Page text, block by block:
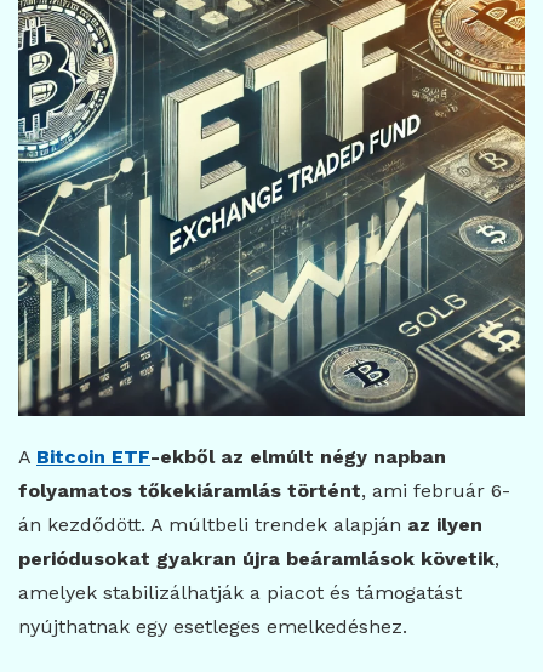
A Bitcoin ETF-ekből az elmúlt négy napban
folyamatos tőkekiáramlás történt, ami február 6-
án kezdődött. A múltbeli trendek alapján az ilyen
periódusokat gyakran újra beáramlások követik,
amelyek stabilizálhatják a piacot és támogatást
nyújthatnak egy esetleges emelkedéshez.